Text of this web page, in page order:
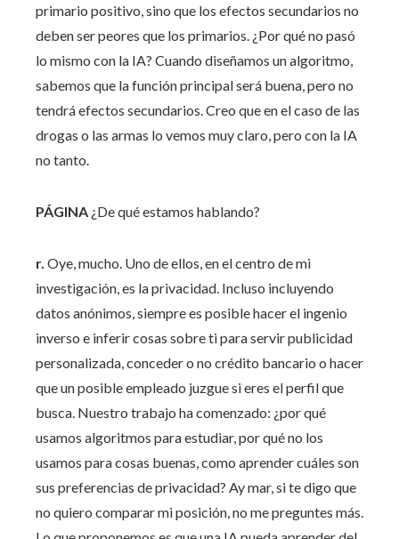
primario positivo, sino que los efectos secundarios no
deben ser peores que los primarios. ¿Por qué no pasó
lo mismo con la IA? Cuando diseñamos un algoritmo,
sabemos que la función principal será buena, pero no
tendrá efectos secundarios. Creo que en el caso de las
drogas o las armas lo vemos muy claro, pero con la IA
no tanto.
PÁGINA ¿De qué estamos hablando?
r. Oye, mucho. Uno de ellos, en el centro de mi
investigación, es la privacidad. Incluso incluyendo
datos anónimos, siempre es posible hacer el ingenio
inverso e inferir cosas sobre ti para servir publicidad
personalizada, conceder o no crédito bancario o hacer
que un posible empleado juzgue si eres el perfil que
busca. Nuestro trabajo ha comenzado: ¿por qué
usamos algoritmos para estudiar, por qué no los
usamos para cosas buenas, como aprender cuáles son
sus preferencias de privacidad? Ay mar, si te digo que
no quiero comparar mi posición, no me preguntes más.